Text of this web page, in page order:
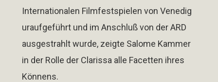
Internationalen Filmfestspielen von Venedig
uraufgeführt und im Anschluß von der ARD
ausgestrahlt wurde, zeigte Salome Kammer
in der Rolle der Clarissa alle Facetten ihres
Könnens.